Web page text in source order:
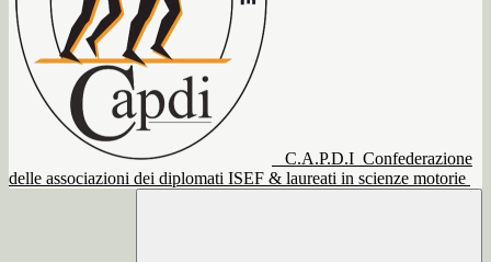
C.A.P.D.I Confederazione
delle associazioni dei diplomati ISEF & laureati in scienze motorie